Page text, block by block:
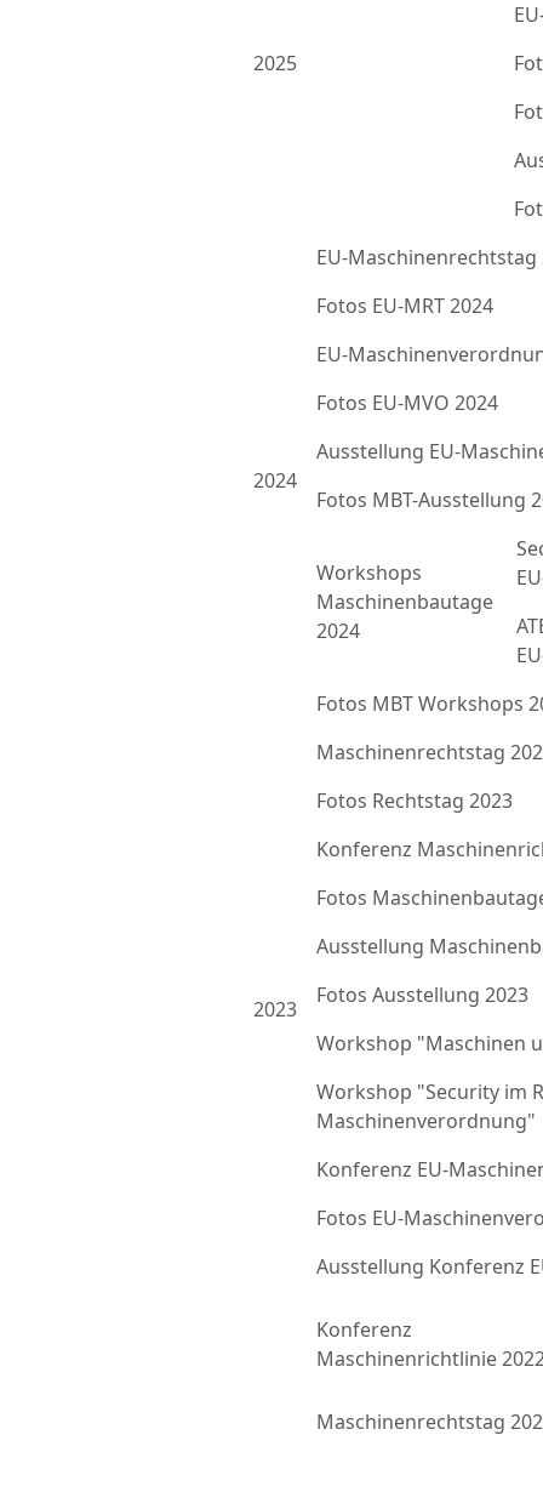
2025
2024
EU-Maschinenrechtstag
Fotos EU-MRT 2024
EU-
Fotos EU-MVO 2024
Ausstellung EU-
Fotos MBT-Ausstellung
Workshops
Maschinenbautage
2024
Fotos MBT Workshops
2023
Maschinenrechtstag
Fotos Rechtstag 2023
Konferenz
Fotos
Ausstellung
Fotos Ausstellung 2023
Workshop "Maschinen
Workshop "Security im
Maschinenverordnung"
Konferenz EU-
Fotos EU-
Ausstellung Konferenz
Konferenz
Maschinenrichtlinie
Maschinenrechtstag